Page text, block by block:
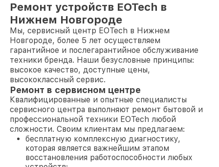
Ремонт устройств EOTech в
Нижнем Новгороде
Мы, сервисный центр EOTech в Нижнем
Новгороде, более 5 лет осуществляем
гарантийное и послегарантийное обслуживание
техники бренда. Наши безусловные принципы:
высокое качество, доступные цены,
высококлассный сервис.
Ремонт в сервисном центре
Квалифицированные и опытные специалисты
сервисного центра выполняют ремонт бытовой и
профессиональной техники EOTech любой
сложности. Своим клиентам мы предлагаем:
бесплатную комплексную диагностику,
которая является важнейшим этапом
восстановления работоспособности любых